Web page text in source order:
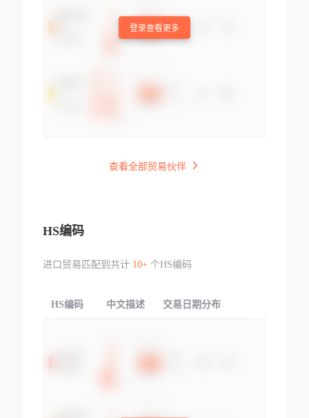
登录查看更多
查看全部贸易伙伴
HS编码
进口贸易匹配到共计 10+个HS编码
HS编码 中文描述 交易日期分布